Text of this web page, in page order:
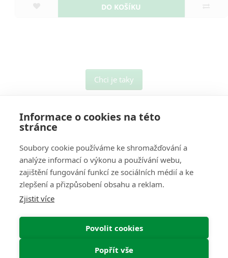
Informace o cookies na této
stránce
Soubory cookie používáme ke shromažďování a
analýze informací o výkonu a používání webu,
zajištění fungování funkcí ze sociálních médií a ke
zlepšení a přizpůsobení obsahu a reklam.
Zjistit více
Povolit cookies
Popřít vše
Chci je taky
O Nás
Pro Zákazníky